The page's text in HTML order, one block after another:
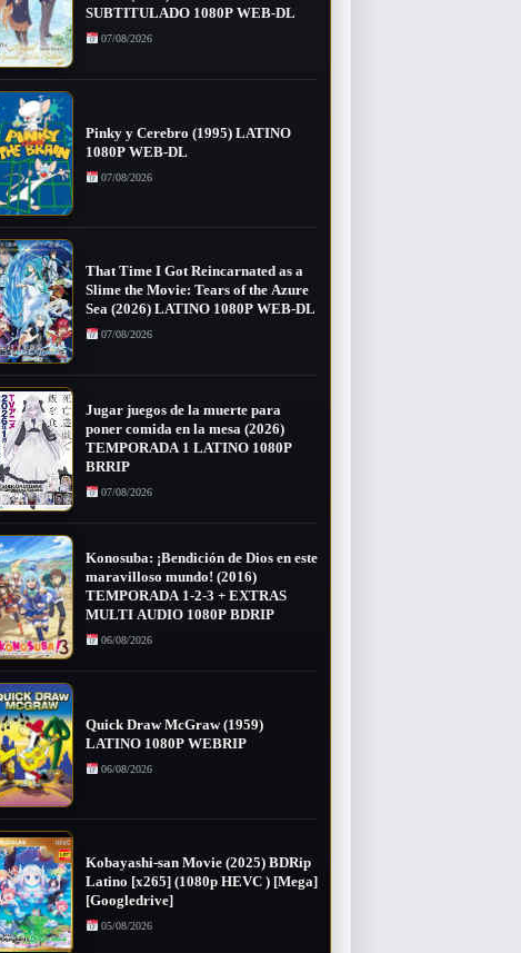
SUBTITULADO 1080P WEB-DL
07/08/2026
Pinky y Cerebro (1995) LATINO
1080P WEB-DL
07/08/2026
That Time I Got Reincarnated as a
Slime the Movie: Tears of the Azure
Sea (2026) LATINO 1080P WEB-DL
07/08/2026
Jugar juegos de la muerte para
poner comida en la mesa (2026)
TEMPORADA 1 LATINO 1080P
BRRIP
07/08/2026
Konosuba: ¡Bendición de Dios en este
maravilloso mundo! (2016)
TEMPORADA 1-2-3 + EXTRAS
MULTI AUDIO 1080P BDRIP
06/08/2026
Quick Draw McGraw (1959)
LATINO 1080P WEBRIP
06/08/2026
Kobayashi-san Movie (2025) BDRip
Latino [x265] (1080p HEVC ) [Mega]
[Googledrive]
05/08/2026